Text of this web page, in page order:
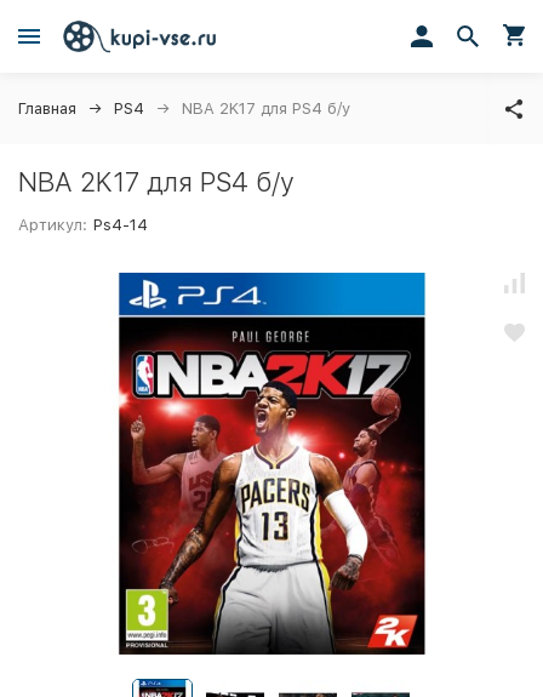
Главная PS4 NBA 2K17 для PS4 б/у
NBA 2K17 для PS4 б/у
Артикул: Ps4-14